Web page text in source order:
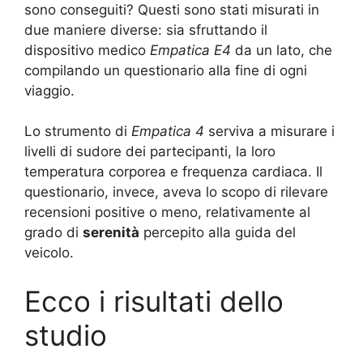
sono conseguiti? Questi sono stati misurati in
due maniere diverse: sia sfruttando il
dispositivo medico Empatica E4 da un lato, che
compilando un questionario alla fine di ogni
viaggio.
Lo strumento di Empatica 4 serviva a misurare i
livelli di sudore dei partecipanti, la loro
temperatura corporea e frequenza cardiaca. Il
questionario, invece, aveva lo scopo di rilevare
recensioni positive o meno, relativamente al
grado di serenità percepito alla guida del
veicolo.
Ecco i risultati dello
studio